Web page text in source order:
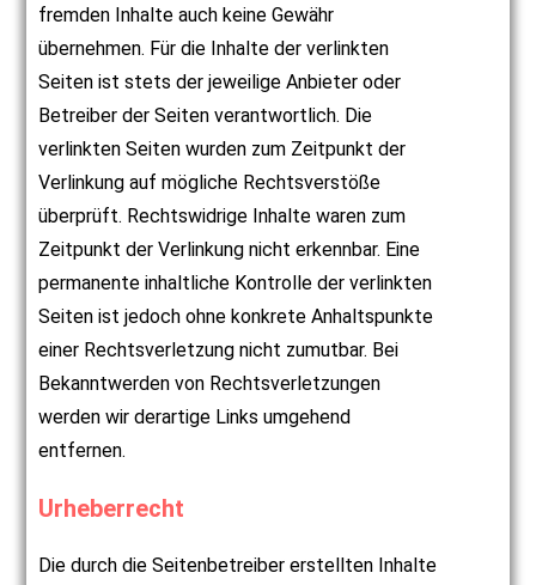
fremden Inhalte auch keine Gewähr
übernehmen. Für die Inhalte der verlinkten
Seiten ist stets der jeweilige Anbieter oder
Betreiber der Seiten verantwortlich. Die
verlinkten Seiten wurden zum Zeitpunkt der
Verlinkung auf mögliche Rechtsverstöße
überprüft. Rechtswidrige Inhalte waren zum
Zeitpunkt der Verlinkung nicht erkennbar. Eine
permanente inhaltliche Kontrolle der verlinkten
Seiten ist jedoch ohne konkrete Anhaltspunkte
einer Rechtsverletzung nicht zumutbar. Bei
Bekanntwerden von Rechtsverletzungen
werden wir derartige Links umgehend
entfernen.
Urheberrecht
Die durch die Seitenbetreiber erstellten Inhalte